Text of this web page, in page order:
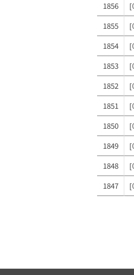
1856
1855
1854
1853
1852
1851
1850
1849
1848
1847